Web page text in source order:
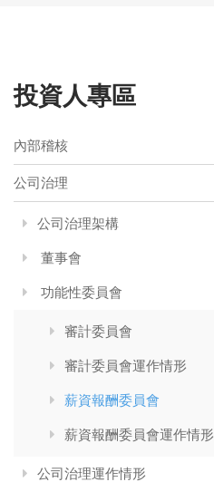
投資人專區
內部稽核
公司治理
公司治理架構
董事會
功能性委員會
審計委員會
審計委員會運作情形
薪資報酬委員會
薪資報酬委員會運作情形
公司治理運作情形